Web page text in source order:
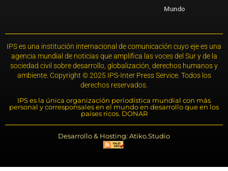
Mundo
IPS es una institución internacional de comunicación cuyo eje es una
agencia mundial de noticias que amplifica las voces del Sur y de la
sociedad civil sobre desarrollo, globalización, derechos humanos y
ambiente. Copyright © 2025 IPS-Inter Press Service. Todos los
derechos reservados.
IPS es la única organización periodística mundial con más
personal y corresponsales en el mundo en desarrollo que en los
países ricos. DONAR
Desarrollo & Hosting: Atiko.Studio